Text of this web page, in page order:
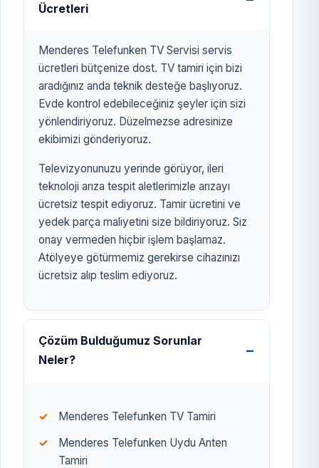
Ücretleri
Menderes Telefunken TV Servisi servis
ücretleri bütçenize dost. TV tamiri için bizi
aradığınız anda teknik desteğe başlıyoruz.
Evde kontrol edebileceğiniz şeyler için sizi
yönlendiriyoruz. Düzelmezse adresinize
ekibimizi gönderiyoruz.
Televizyonunuzu yerinde görüyor, ileri
teknoloji arıza tespit aletlerimizle arızayı
ücretsiz tespit ediyoruz. Tamir ücretini ve
yedek parça maliyetini size bildiriyoruz. Siz
onay vermeden hiçbir işlem başlamaz.
Atölyeye götürmemiz gerekirse cihazınızı
ücretsiz alıp teslim ediyoruz.
Çözüm Bulduğumuz Sorunlar
Neler?
Menderes Telefunken TV Tamiri
Menderes Telefunken Uydu Anten
Tamiri